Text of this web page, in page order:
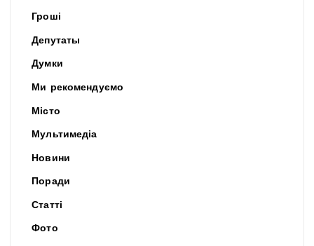
Гроші
Депутаты
Думки
Ми рекомендуємо
Місто
Мультимедіа
Новини
Поради
Статті
Фото